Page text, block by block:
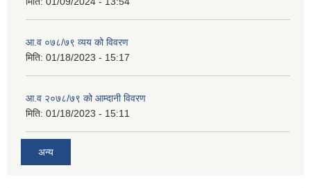
आ.व ०७८/७९ व्यय को विवरण
मिति: 01/18/2023 - 15:17
आ.व २०७८/७९ को आम्दानी विवरण
मिति: 01/18/2023 - 15:11
अन्य